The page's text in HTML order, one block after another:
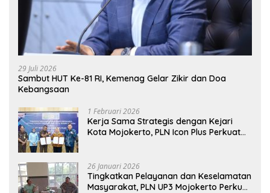
29 Juli 2026
Sambut HUT Ke-81 RI, Kemenag Gelar Zikir dan Doa
Kebangsaan
1 Februari 2026
Kerja Sama Strategis dengan Kejari
Kota Mojokerto, PLN Icon Plus Perkuat
26 Januari 2026
Tingkatkan Pelayanan dan Keselamatan
Masyarakat, PLN UP3 Mojokerto Perkuat